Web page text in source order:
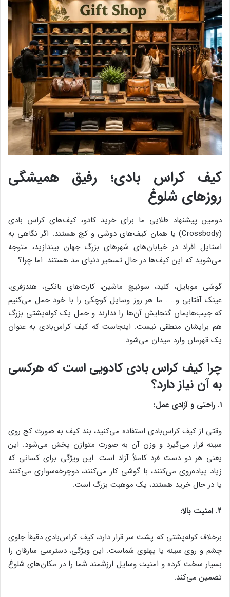
کیف کراس بادی؛ رفیق همیشگی
روزهای شلوغ
دومین پیشنهاد طلایی ما برای خرید کادو، کیف‌های کراس بادی
(Crossbody) یا همان کیف‌های دوشی و کج هستند. اگر نگاهی به
استایل افراد در خیابان‌های شهرهای بزرگ جهان بیندازید، متوجه
می‌شوید که این کیف‌ها در حال تسخیر دنیای مد هستند. اما چرا؟
گوشی موبایل، کلید، سوئیچ ماشین، کارت‌های بانکی، هندزفری،
عینک آفتابی و… . ما هر روز وسایل کوچکی را با خود حمل می‌کنیم
که جیب‌هایمان گنجایش آن‌ها را ندارند و حمل یک کوله‌پشتی بزرگ
هم برایشان منطقی نیست. اینجاست که کیف کراس‌بادی به عنوان
یک قهرمان وارد میدان می‌شود.
چرا کیف کراس بادی کادویی است که هرکسی
به آن نیاز دارد؟
۱. راحتی و آزادی عمل:
وقتی از کیف کراس‌بادی استفاده می‌کنید، بند کیف به صورت کج روی
سینه قرار می‌گیرد و وزن آن به صورت متوازن پخش می‌شود. این
یعنی هر دو دست فرد کاملاً آزاد است. این ویژگی برای کسانی که
زیاد پیاده‌روی می‌کنند، با گوشی کار می‌کنند، دوچرخه‌سواری می‌کنند
یا در حال خرید هستند، یک موهبت بزرگ است.
۲. امنیت بالا:
برخلاف کوله‌پشتی که پشت سر قرار دارد، کیف کراس‌بادی دقیقاً جلوی
چشم و روی سینه یا پهلوی شماست. این ویژگی، دسترسی سارقان را
بسیار سخت کرده و امنیت وسایل ارزشمند شما را در مکان‌های شلوغ
تضمین می‌کند.